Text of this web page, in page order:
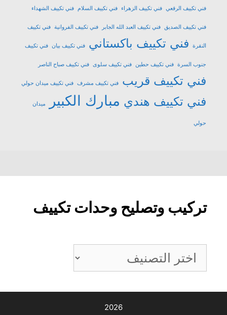
فني تكييف الرقعي فني تكييف الزهراء فني تكييف السلام فني تكييف الشهداء
فني تكييف الصديق فني تكييف العبد الله الجابر فني تكييف الفروانية فني تكييف
النقرة فني تكييف باكستاني فني تكييف بيان فني تكييف
جنوب السرة فني تكييف حطين فني تكييف سلوى فني تكييف صباح الناصر
فني تكييف قريب فني تكييف مشرف فني تكييف ميدان حولي
فني تكييف هندي مبارك الكبير ميدان
حولي
تركيب وتصليح وحدات تكييف
تركيب
وتصليح
وحدات
2026